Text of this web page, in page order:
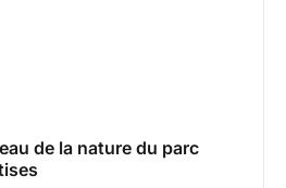
de la nature du parc